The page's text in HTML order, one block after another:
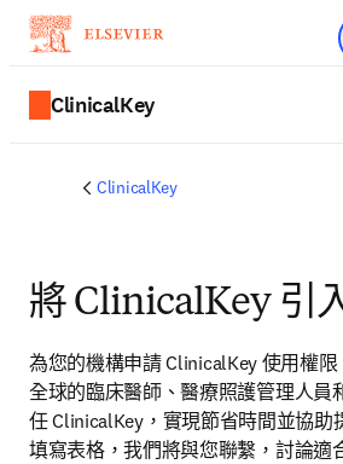
跳到
ClinicalKey
ClinicalKey
將 ClinicalKey 引
為您的機構申請 ClinicalKey 使用權
全球的臨床醫師、醫療照護管理人員
任 ClinicalKey，實現節省時間並協助
填寫表格，我們將與您聯繫，討論適